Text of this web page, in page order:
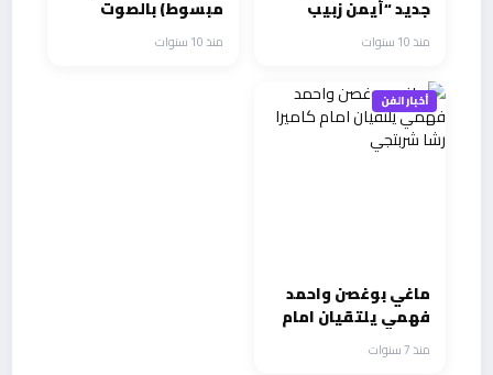
جديد “أيمن زبيب
2017”منذ 10 سنوات
مبسوط) بالصوت
والصورة والأصداء
إيجابية جداً
منذ 10 سنوات
أخبار الفن
ماغي بوغصن واحمد
فهمي يلتقيان امام
كاميرا رشا شربتجيمنذ 7 سنوات